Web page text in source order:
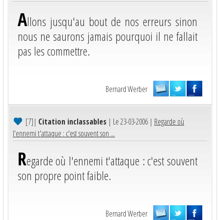
Allons jusqu'au bout de nos erreurs sinon
nous ne saurons jamais pourquoi il ne fallait
pas les commettre.
Bernard Werber
[7]| Citation inclassables | Le 23-03-2006 | Regarde où
l'ennemi t'attaque : c'est souvent son ...
Regarde où l'ennemi t'attaque : c'est souvent
son propre point faible.
Bernard Werber